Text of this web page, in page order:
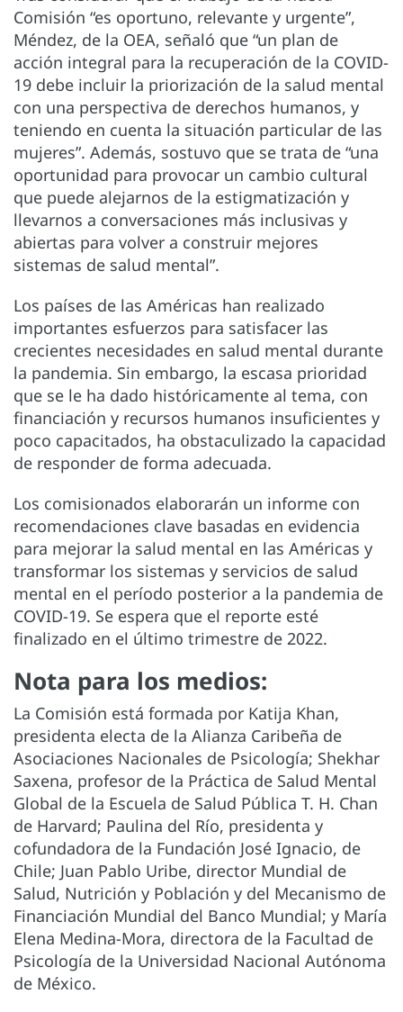
Comisión “es oportuno, relevante y urgente”,
Méndez, de la OEA, señaló que “un plan de
acción integral para la recuperación de la COVID-
19 debe incluir la priorización de la salud mental
con una perspectiva de derechos humanos, y
teniendo en cuenta la situación particular de las
mujeres”. Además, sostuvo que se trata de “una
oportunidad para provocar un cambio cultural
que puede alejarnos de la estigmatización y
llevarnos a conversaciones más inclusivas y
abiertas para volver a construir mejores
sistemas de salud mental”.
Los países de las Américas han realizado
importantes esfuerzos para satisfacer las
crecientes necesidades en salud mental durante
la pandemia. Sin embargo, la escasa prioridad
que se le ha dado históricamente al tema, con
financiación y recursos humanos insuficientes y
poco capacitados, ha obstaculizado la capacidad
de responder de forma adecuada.
Los comisionados elaborarán un informe con
recomendaciones clave basadas en evidencia
para mejorar la salud mental en las Américas y
transformar los sistemas y servicios de salud
mental en el período posterior a la pandemia de
COVID-19. Se espera que el reporte esté
finalizado en el último trimestre de 2022.
Nota para los medios:
La Comisión está formada por Katija Khan,
presidenta electa de la Alianza Caribeña de
Asociaciones Nacionales de Psicología; Shekhar
Saxena, profesor de la Práctica de Salud Mental
Global de la Escuela de Salud Pública T. H. Chan
de Harvard; Paulina del Río, presidenta y
cofundadora de la Fundación José Ignacio, de
Chile; Juan Pablo Uribe, director Mundial de
Salud, Nutrición y Población y del Mecanismo de
Financiación Mundial del Banco Mundial; y María
Elena Medina-Mora, directora de la Facultad de
Psicología de la Universidad Nacional Autónoma
de México.